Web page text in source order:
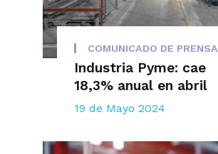
COMUNICADO DE PRENSA
Industria Pyme: cae
18,3% anual en abril
19 de Mayo 2024